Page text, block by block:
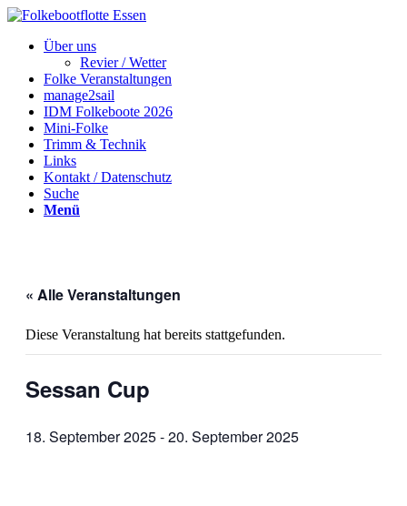
Über uns
Revier / Wetter
Folke Veranstaltungen
manage2sail
IDM Folkeboote 2026
Mini-Folke
Trimm & Technik
Links
Kontakt / Datenschutz
Suche
Menü
« Alle Veranstaltungen
Diese Veranstaltung hat bereits stattgefunden.
Sessan Cup
18. September 2025-20. September 2025